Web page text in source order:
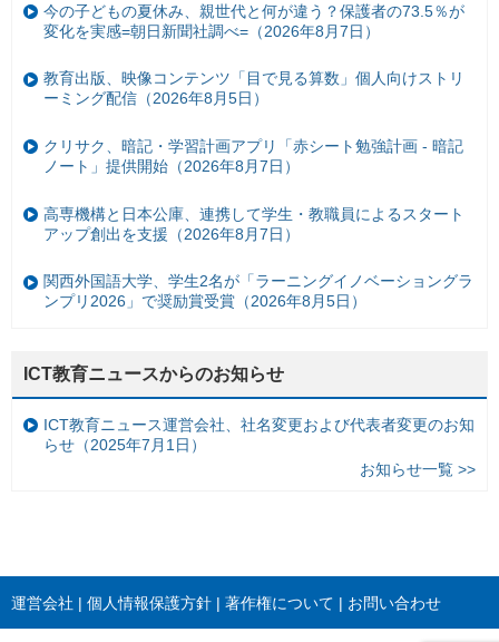
今の子どもの夏休み、親世代と何が違う？保護者の73.5％が
変化を実感=朝日新聞社調べ=（2026年8月7日）
教育出版、映像コンテンツ「目で見る算数」個人向けストリ
ーミング配信（2026年8月5日）
クリサク、暗記・学習計画アプリ「赤シート勉強計画 - 暗記
ノート」提供開始（2026年8月7日）
高専機構と日本公庫、連携して学生・教職員によるスタート
アップ創出を支援（2026年8月7日）
関西外国語大学、学生2名が「ラーニングイノベーショングラ
ンプリ2026」で奨励賞受賞（2026年8月5日）
ICT教育ニュースからのお知らせ
ICT教育ニュース運営会社、社名変更および代表者変更のお知
らせ（2025年7月1日）
お知らせ一覧 >>
運営会社 個人情報保護方針 著作権について お問い合わせ